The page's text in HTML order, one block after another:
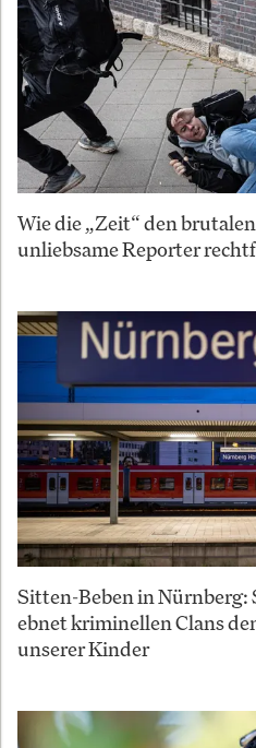
Wie die „Zeit“ den
unliebsame Reporter
Sitten-Beben in Nürnberg:
ebnet kriminellen Clans
unserer Kinder